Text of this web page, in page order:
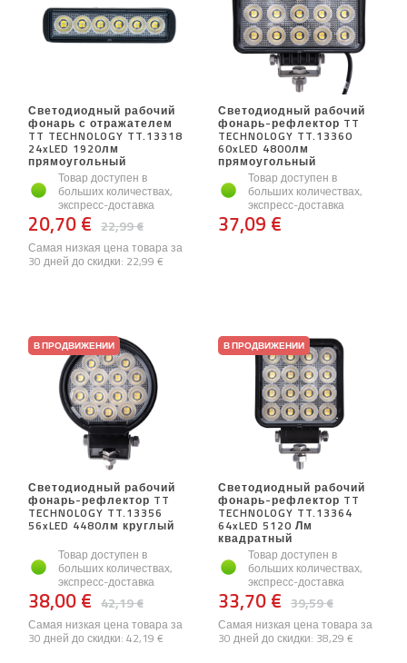
Светодиодный рабочий
фонарь с отражателем
TT TECHNOLOGY TT.13318
24xLED 1920лм
прямоугольный
Товар доступен в
больших количествах,
экспресс-доставка
22,99 €
20,70 €
Самая низкая цена товара за
30 дней до скидки: 22,99 €
Светодиодный рабочий
фонарь-рефлектор TT
TECHNOLOGY TT.13360
60xLED 4800лм
прямоугольный
Товар доступен в
больших количествах,
экспресс-доставка
37,09 €
В ПРОДВИЖЕНИИ
Светодиодный рабочий
фонарь-рефлектор TT
TECHNOLOGY TT.13356
56xLED 4480лм круглый
Товар доступен в
больших количествах,
экспресс-доставка
42,19 €
38,00 €
Самая низкая цена товара за
30 дней до скидки: 42,19 €
В ПРОДВИЖЕНИИ
Светодиодный рабочий
фонарь-рефлектор TT
TECHNOLOGY TT.13364
64xLED 5120 Лм
квадратный
Товар доступен в
больших количествах,
экспресс-доставка
39,59 €
33,70 €
Самая низкая цена товара за
30 дней до скидки: 38,29 €